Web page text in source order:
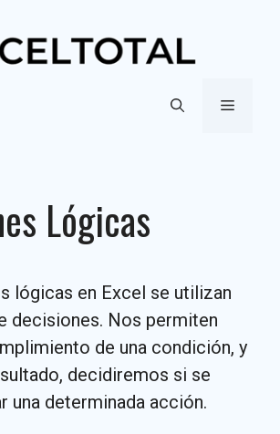
Menú
Lógicas
lógicas en Excel se utilizan
decisiones. Nos permiten
de una condición, y
decidiremos si se
una determinada acción.